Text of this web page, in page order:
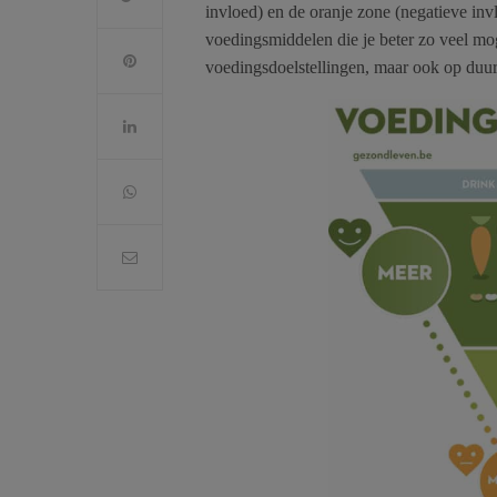
invloed) en de oranje zone (negatieve
voedingsmiddelen die je beter zo veel
voedingsdoelstellingen, maar ook op